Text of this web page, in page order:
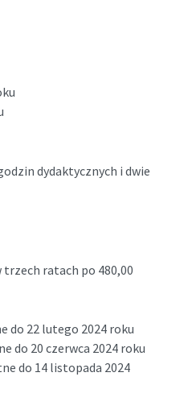
dydaktycznych i dwie
trzech ratach po 480,00
do 22 lutego 2024 roku
do 20 czerwca 2024 roku
do 14 listopada 2024